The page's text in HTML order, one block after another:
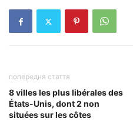
попередня стаття
8 villes les plus libérales des
États-Unis, dont 2 non
situées sur les côtes